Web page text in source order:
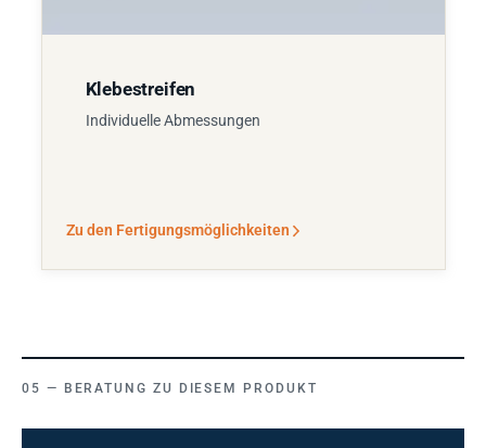
Klebestreifen
Individuelle Abmessungen
Zu den Fertigungsmöglichkeiten
BERATUNG ZU DIESEM PRODUKT